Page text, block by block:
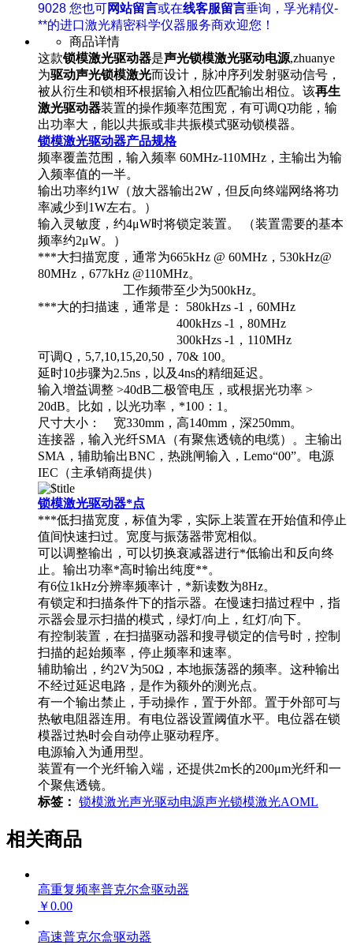
9028 您也可网站留言或在线客服留言垂询，孚光精仪-
**的进口激光精密科学仪器服务商欢迎您！
商品详情
这款锁模激光驱动器是声光锁模激光驱动电源,zhuanye
为驱动声光锁模激光而设计，脉冲序列发射驱动信号，
被从衍生和锁相环根据输入相位匹配输出相位。该再生
激光驱动器装置的操作频率范围宽，有可调Q功能，输
出功率大，能以共振或非共振模式驱动锁模器。
锁模激光驱动器产品规格
频率覆盖范围，输入频率 60MHz-110MHz，主输出为输
入频率值的一半。
输出功率约1W（放大器输出2W，但反向终端网络将功
率减少到1W左右。）
输入灵敏度，约4μW时将锁定装置。 （装置需要的基本
频率约2μW。）
***大扫描宽度，通常为665kHz @ 60MHz，530kHz@
80MHz，677kHz @110MHz。
工作频带至少为500kHz。
***大的扫描速，通常是： 580kHzs -1，60MHz
400kHzs -1，80MHz
300kHzs -1，110MHz
可调Q，5,7,10,15,20,50，70& 100。
延时10步骤为2.5ns，以及4ns的精细延迟。
输入增益调整 >40dB二极管电压，或根据光功率 >
20dB。比如，以光功率，*100：1。
尺寸大小： 宽330mm，高140mm，深250mm。
连接器，输入光纤SMA（有聚焦透镜的电缆）。主输出
SMA，辅助输出BNC，热跳闸输入，Lemo“00”。电源
IEC（主承销商提供）
锁模激光驱动器*点
***低扫描宽度，标值为零，实际上装置在开始值和停止
值间快速扫过。宽度与振荡器带宽相似。
可以调整输出，可以切换衰减器进行*低输出和反向终
止。输出功率*高时输出纯度**。
有6位1kHz分辨率频率计，*新读数为8Hz。
有锁定和扫描条件下的指示器。在慢速扫描过程中，指
示器会显示扫描的模式，绿灯/向上，红灯/向下。
有控制装置，在扫描驱动器和搜寻锁定的信号时，控制
扫描的起始频率，停止频率和速率。
辅助输出，约2V为50Ω，本地振荡器的频率。这种输出
不经过延迟电路，是作为额外的测光点。
有一个输出禁止，手动操作，置于外部。置于外部可与
热敏电阻器连用。有电位器设置阈值水平。电位器在锁
模器过热时会自动停止驱动程序。
电源输入为通用型。
装置有一个光纤输入端，还提供2m长的200μm光纤和一
个聚焦透镜。
标签： 锁模激光声光驱动电源声光锁模激光AOML
相关商品
高重复频率普克尔盒驱动器
￥0.00
高速普克尔盒驱动器